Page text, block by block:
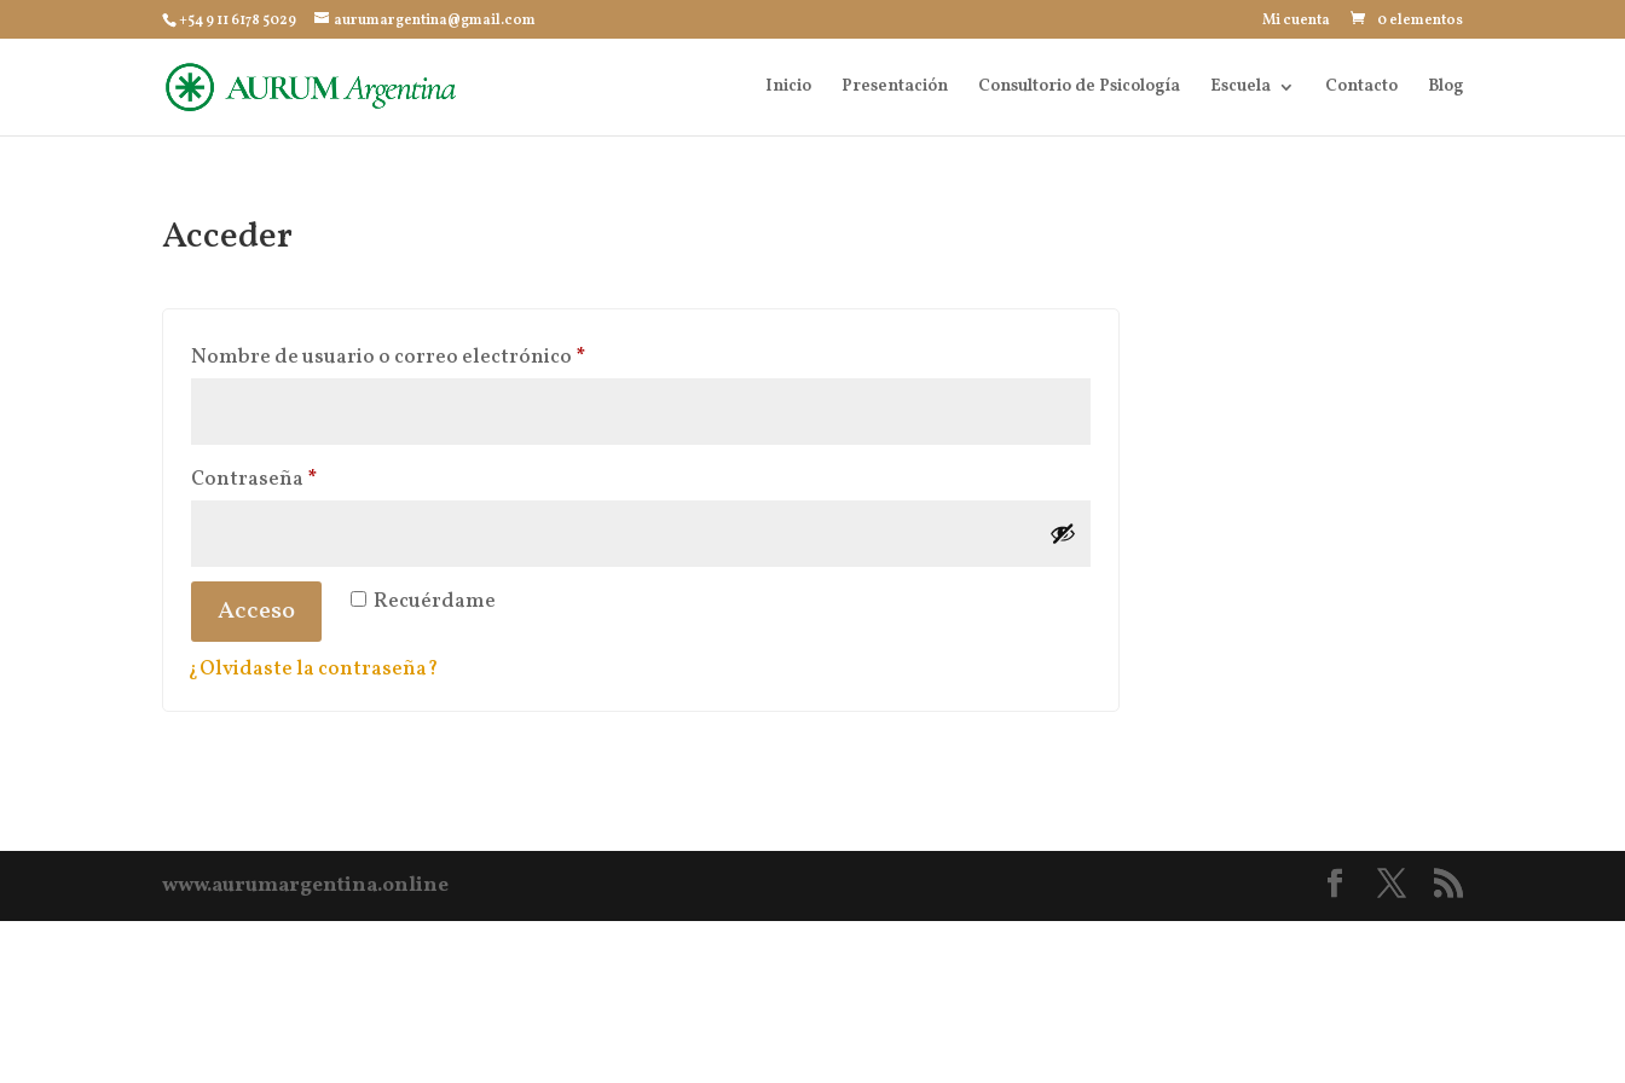
+54 9 11 6178 5029 aurumargentina@gmail.com Mi cuenta 0 elementos
Inicio Presentación Consultorio de Psicología Escuela Contacto Blog
Acceder
Nombre de usuario o correo electrónico *Obligatorio
Contraseña *Obligatorio
Recuérdame
Acceso
¿Olvidaste la contraseña?
www.aurumargentina.online